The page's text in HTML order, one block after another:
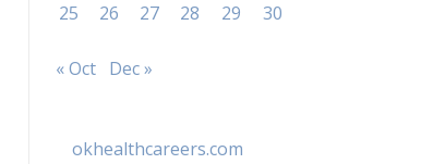
25
26 27 28 29 30
« Oct Dec »
okhealthcareers.com